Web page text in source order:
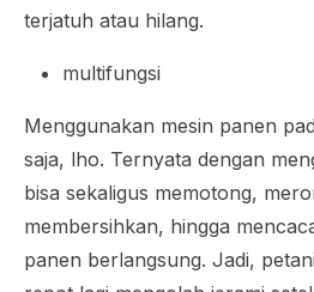
terjatuh atau hilang.
multifungsi
Menggunakan mesin panen
saja, lho. Ternyata dengan
bisa sekaligus memotong,
membersihkan, hingga
panen berlangsung. Jadi,